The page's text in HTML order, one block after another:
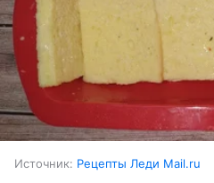
Источник: Рецепты Леди Mail.ru